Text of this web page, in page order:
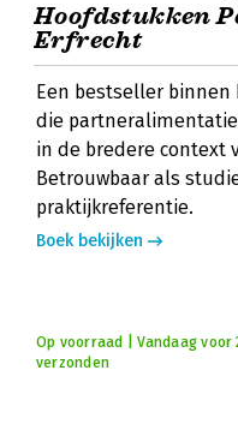
Hoofdstukken
Erfrecht
Een bestseller
die
in de bredere context
Betrouwbaar als
praktijkreferentie.
Boek bekijken
Op voorraad | Vandaag voor
verzonden